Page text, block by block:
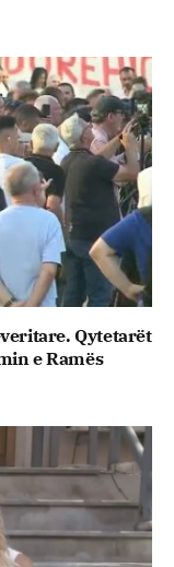
Qytetarët
e Ramës